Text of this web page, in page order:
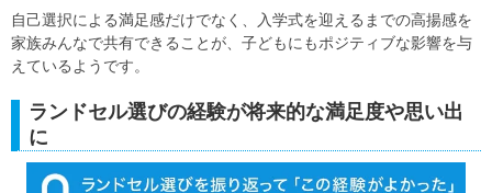
自己選択による満足感だけでなく、入学式を迎えるまでの高揚感を
家族みんなで共有できることが、子どもにもポジティブな影響を与
えているようです。
ランドセル選びの経験が将来的な満足度や思い出
に